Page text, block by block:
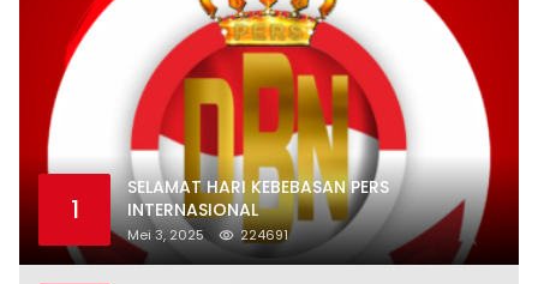
1
SELAMAT HARI KEBEBASAN PERS
INTERNASIONAL
Mei 3, 2025 224691